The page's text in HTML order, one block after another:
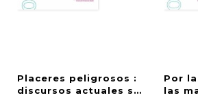
Placeres peligrosos :
discursos actuales sobre la
Por
las